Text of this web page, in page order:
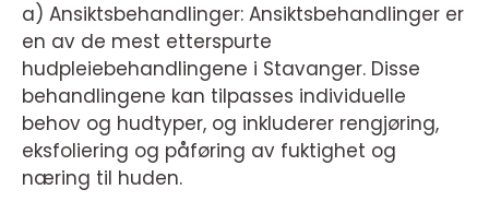
a) Ansiktsbehandlinger: Ansiktsbehandlinger er
en av de mest etterspurte
hudpleiebehandlingene i Stavanger. Disse
behandlingene kan tilpasses individuelle
behov og hudtyper, og inkluderer rengjøring,
eksfoliering og påføring av fuktighet og
næring til huden.